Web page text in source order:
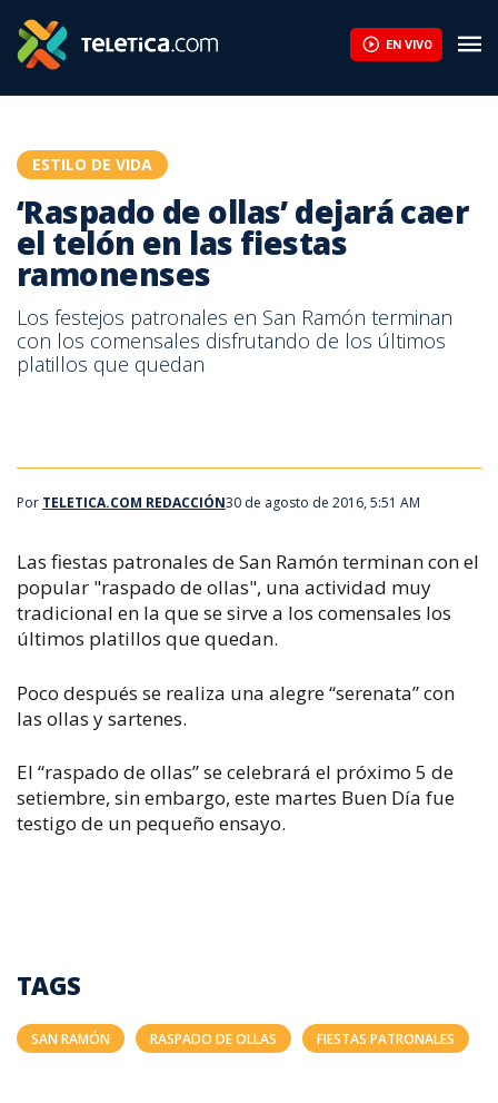
EN VIVO
ESTILO DE VIDA
‘Raspado de ollas’ dejará caer
el telón en las fiestas
ramonenses
Los festejos patronales en San Ramón terminan
con los comensales disfrutando de los últimos
platillos que quedan
Por TELETICA.COM REDACCIÓN30 de agosto de 2016, 5:51 AM
Las fiestas patronales de San Ramón terminan con el
popular "raspado de ollas", una actividad muy
tradicional en la que se sirve a los comensales los
últimos platillos que quedan.
Poco después se realiza una alegre “serenata” con
las ollas y sartenes.
El “raspado de ollas” se celebrará el próximo 5 de
setiembre, sin embargo, este martes Buen Día fue
testigo de un pequeño ensayo.
TAGS
SAN RAMÓN RASPADO DE OLLAS FIESTAS PATRONALES